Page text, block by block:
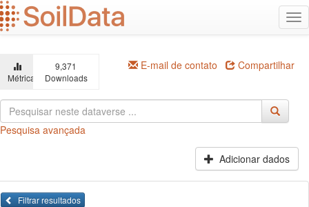
Ir
para
o
principal
Métricas
9,371
Downloads
E-mail de contato Compartilhar
Pesquisa avançada
Adicionar dados
Filtrar resultados